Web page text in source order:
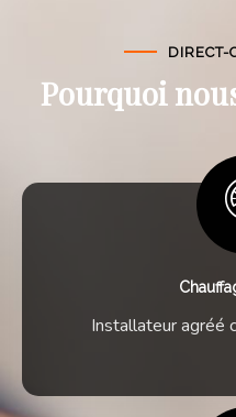
DIRECT-
Pourquoi
Installateur agréé